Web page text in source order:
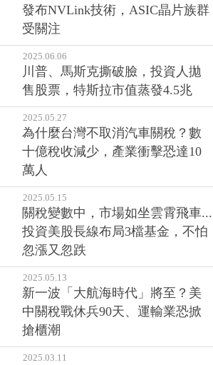
發布NVLink技術，ASIC晶片族群
受關注
2025.06.06
川普、馬斯克撕破臉，投資人拋
售股票，特斯拉市值蒸發4.5兆
2025.05.27
為什麼台灣不取消汽車關稅？數
十億稅收減少，產業衝擊恐達10
萬人
2025.05.15
關稅變數中，市場如坐雲霄飛車...
投資美股長線布局3檔基金，不怕
忽漲又忽跌
2025.05.13
新一波「大航海時代」將至？美
中關稅戰休兵90天、運輸業恐掀
搶櫃潮
2025.03.11